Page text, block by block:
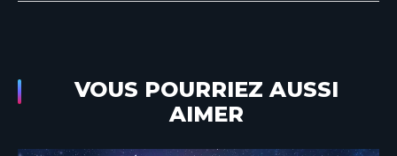
VOUS POURRIEZ AUSSI
AIMER